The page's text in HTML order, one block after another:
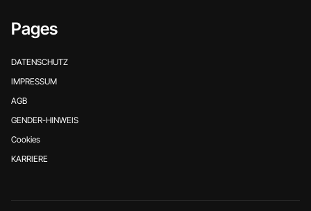
Pages
DATENSCHUTZ
IMPRESSUM
AGB
GENDER-HINWEIS
Cookies
KARRIERE